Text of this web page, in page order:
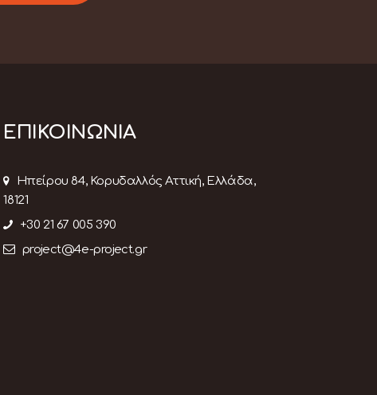
ΕΠΙΚΟΙΝΩΝΙΑ
Ηπείρου 84, Κορυδαλλός Αττική, Ελλάδα,
18121
+30 21 67 005 390
project@4e-project.gr